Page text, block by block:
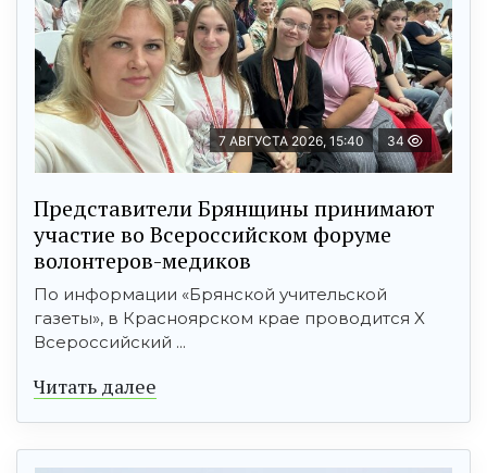
7 АВГУСТА 2026, 15:40 34
Представители Брянщины принимают
участие во Всероссийском форуме
волонтеров-медиков
По информации «Брянской учительской
газеты», в Красноярском крае проводится X
Всероссийский ...
Читать далее